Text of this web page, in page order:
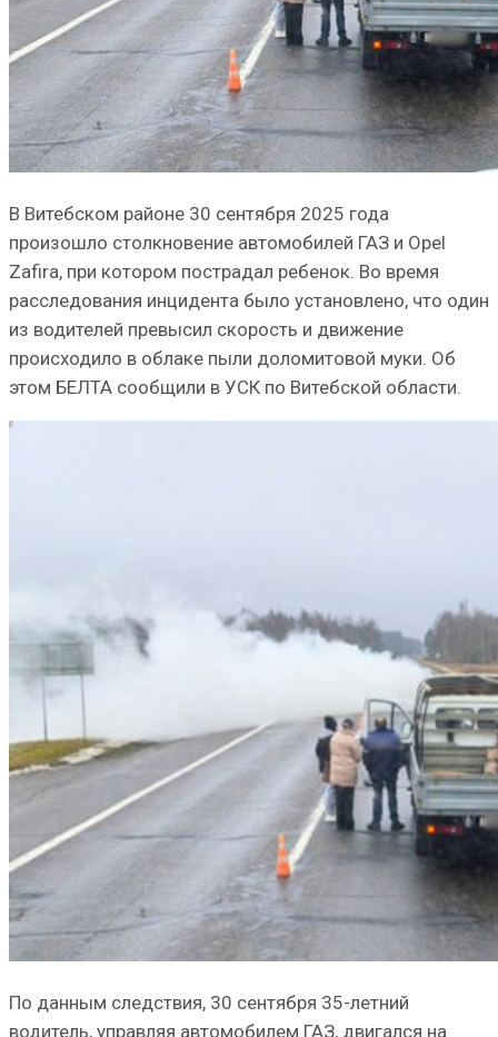
В Витебском районе 30 сентября 2025 года
произошло столкновение автомобилей ГАЗ и Opel
Zafira, при котором пострадал ребенок. Во время
расследования инцидента было установлено, что один
из водителей превысил скорость и движение
происходило в облаке пыли доломитовой муки. Об
этом БЕЛТА сообщили в УСК по Витебской области.
По данным следствия, 30 сентября 35-летний
водитель, управляя автомобилем ГАЗ, двигался на